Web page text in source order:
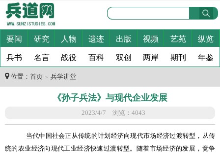
要闻 研究 人物 遗迹 出版 视频 艺苑 纵览
兵书 名言 战役 百科 双创 两岸 期刊 年鉴
位置： 首页 ＞ 兵学讲堂
《孙子兵法》与现代企业发展
2023/4/7 浏览：4043
当代中国社会正从传统的计划经济向现代市场经济过渡转型，从传
统的农业经济向现代工业经济快速过渡转型。随着市场经济的发展，竞争